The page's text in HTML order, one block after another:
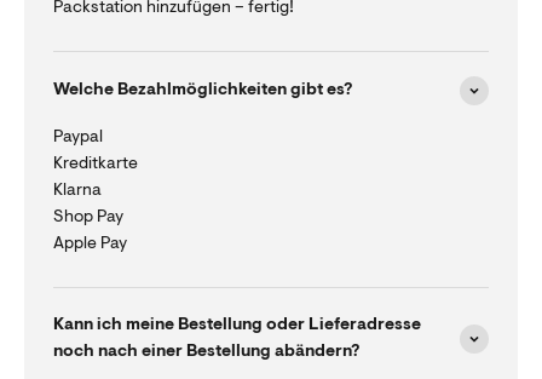
Packstation hinzufügen – fertig!
Welche Bezahlmöglichkeiten gibt es?
Paypal
Kreditkarte
Klarna
Shop Pay
Apple Pay
Kann ich meine Bestellung oder Lieferadresse
noch nach einer Bestellung abändern?